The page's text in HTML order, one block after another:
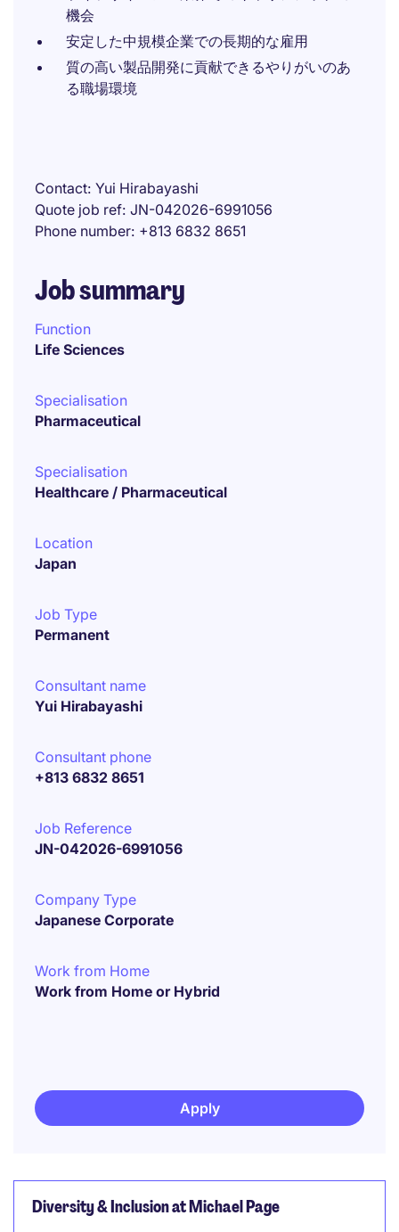
機会
安定した中規模企業での長期的な雇用
質の高い製品開発に貢献できるやりがいのあ
る職場環境
Contact Yui Hirabayashi
Quote job ref JN-042026-6991056
Phone number +813 6832 8651
Job summary
Function
Life Sciences
Specialisation
Pharmaceutical
Specialisation
Healthcare / Pharmaceutical
Location
Japan
Job Type
Permanent
Consultant name
Yui Hirabayashi
Consultant phone
+813 6832 8651
Job Reference
JN-042026-6991056
Company Type
Japanese Corporate
Work from Home
Work from Home or Hybrid
Apply
Diversity & Inclusion at Michael Page